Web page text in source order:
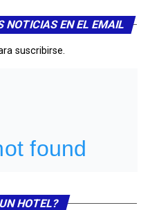
NOTICIAS EN EL EMAIL
suscribirse.
HOTEL?